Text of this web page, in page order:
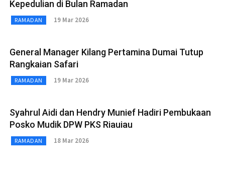
Kepedulian di Bulan Ramadan
RAMADAN 19 Mar 2026
General Manager Kilang Pertamina Dumai Tutup
Rangkaian Safari
RAMADAN 19 Mar 2026
Syahrul Aidi dan Hendry Munief Hadiri Pembukaan
Posko Mudik DPW PKS Riauiau
RAMADAN 18 Mar 2026